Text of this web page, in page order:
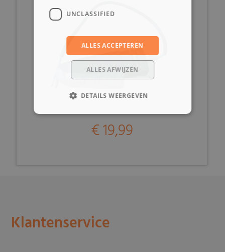
€ 19,99
Klantenservice
UNCLASSIFIED
ALLES ACCEPTEREN
ALLES AFWIJZEN
DETAILS WEERGEVEN